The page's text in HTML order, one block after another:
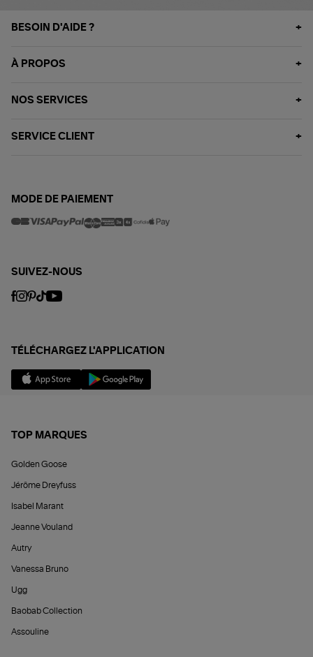
BESOIN D'AIDE ?
À PROPOS
NOS SERVICES
SERVICE CLIENT
MODE DE PAIEMENT
SUIVEZ-NOUS
TÉLÉCHARGEZ L'APPLICATION
TOP MARQUES
Golden Goose
Jérôme Dreyfuss
Isabel Marant
Jeanne Vouland
Autry
Vanessa Bruno
Ugg
Baobab Collection
Assouline